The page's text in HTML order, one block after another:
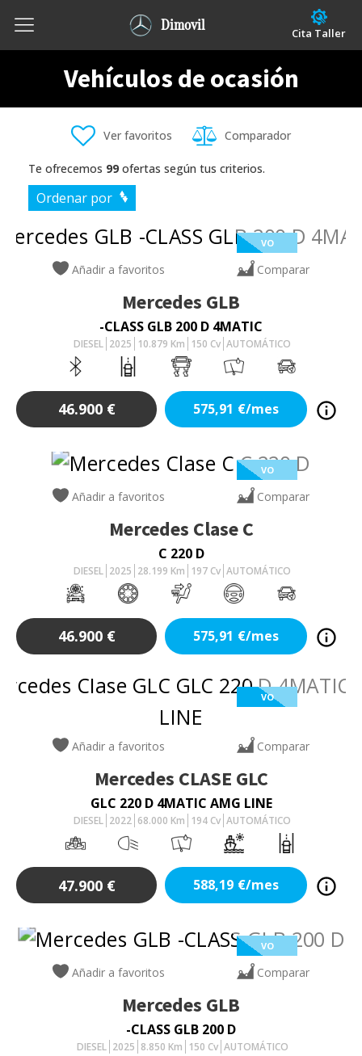
Dimovil Cita Taller
Vehículos de ocasión
Ver favoritos Comparador
Te ofrecemos 99 ofertas según tus criterios.
Ordenar por
VO
Añadir a favoritos Comparar
Mercedes GLB
-CLASS GLB 200 D 4MATIC
DIESEL 2025 10.879 Km 150 Cv AUTOMÁTICO
46.900 € 575,91 €/mes
VO
Añadir a favoritos Comparar
Mercedes Clase C
C 220 D
DIESEL 2025 28.199 Km 197 Cv AUTOMÁTICO
46.900 € 575,91 €/mes
VO
Añadir a favoritos Comparar
Mercedes CLASE GLC
GLC 220 D 4MATIC AMG LINE
DIESEL 2022 68.000 Km 194 Cv AUTOMÁTICO
47.900 € 588,19 €/mes
VO
Añadir a favoritos Comparar
Mercedes GLB
-CLASS GLB 200 D
DIESEL 2025 8.850 Km 150 Cv AUTOMÁTICO